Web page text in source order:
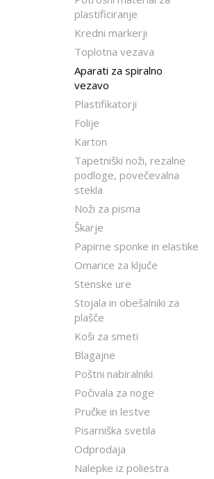
plastificiranje
Kredni markerji
Toplotna vezava
Aparati za spiralno
vezavo
Plastifikatorji
Folije
Karton
Tapetniški noži, rezalne
podloge, povečevalna
stekla
Noži za pisma
Škarje
Papirne sponke in elastike
Omarice za ključe
Stenske ure
Stojala in obešalniki za
plašče
Koši za smeti
Blagajne
Poštni nabiralniki
Počivala za noge
Pručke in lestve
Pisarniška svetila
Odprodaja
Nalepke iz poliestra